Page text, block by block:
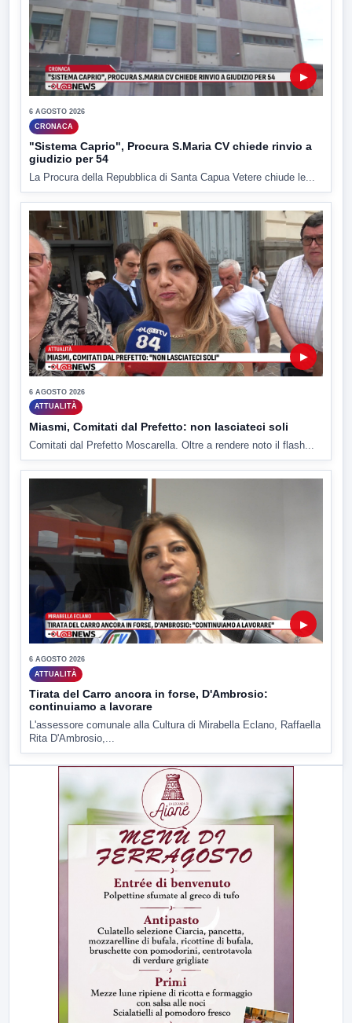
▶
6 AGOSTO 2026
CRONACA
"Sistema Caprio", Procura S.Maria CV chiede rinvio a
giudizio per 54
La Procura della Repubblica di Santa Capua Vetere chiude le...
▶
6 AGOSTO 2026
ATTUALITÀ
Miasmi, Comitati dal Prefetto: non lasciateci soli
Comitati dal Prefetto Moscarella. Oltre a rendere noto il flash...
▶
6 AGOSTO 2026
ATTUALITÀ
Tirata del Carro ancora in forse, D'Ambrosio:
continuiamo a lavorare
L'assessore comunale alla Cultura di Mirabella Eclano, Raffaella
Rita D'Ambrosio,...